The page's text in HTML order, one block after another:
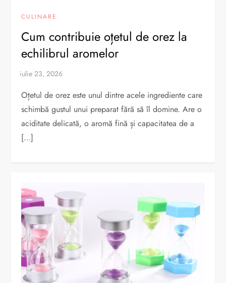
CULINARE
Cum contribuie oțetul de orez la
echilibrul aromelor
Oțetul de orez este unul dintre acele ingrediente care
schimbă gustul unui preparat fără să îl domine. Are o
aciditate delicată, o aromă fină și capacitatea de a
[…]